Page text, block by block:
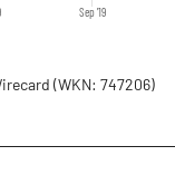
Sep '19
(WKN: 747206)